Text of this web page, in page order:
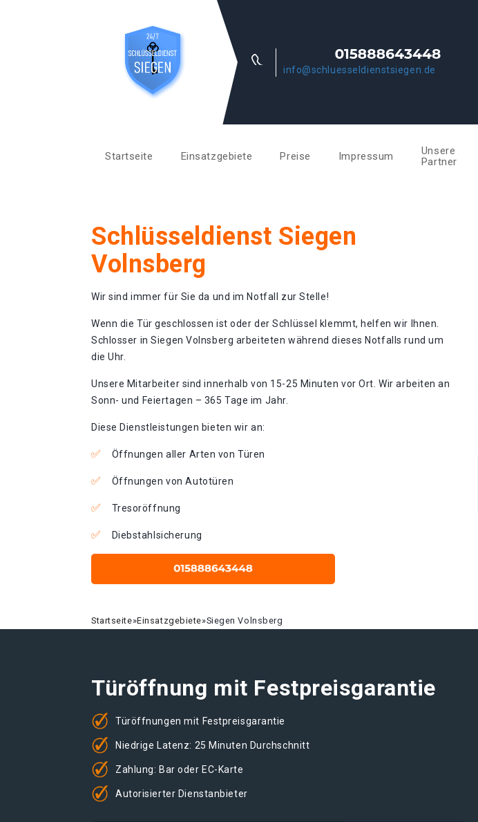
info@schluesseldienstsiegen.de
Startseite Einsatzgebiete Preise Impressum
Unsere
Partner
Schlüsseldienst Siegen
Volnsberg
Wir sind immer für Sie da und im Notfall zur Stelle!
Wenn die Tür geschlossen ist oder der Schlüssel klemmt, helfen wir Ihnen.
Schlosser in Siegen Volnsberg arbeiteten während dieses Notfalls rund um
die Uhr.
Unsere Mitarbeiter sind innerhalb von 15-25 Minuten vor Ort. Wir arbeiten an
Sonn- und Feiertagen – 365 Tage im Jahr.
Diese Dienstleistungen bieten wir an:
Öffnungen aller Arten von Türen
Öffnungen von Autotüren
Tresoröffnung
Diebstahlsicherung
Startseite»Einsatzgebiete»Siegen Volnsberg
Türöffnung mit Festpreisgarantie
Türöffnungen mit Festpreisgarantie
Niedrige Latenz: 25 Minuten Durchschnitt
Zahlung: Bar oder EC-Karte
Autorisierter Dienstanbieter